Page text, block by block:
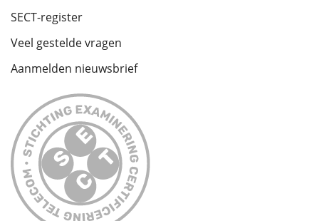
SECT-register
Veel gestelde vragen
Aanmelden nieuwsbrief